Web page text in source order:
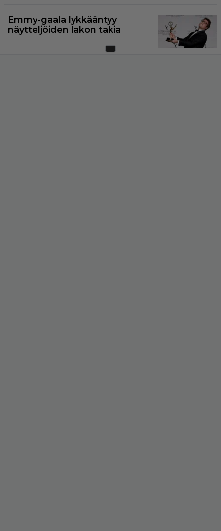
Emmy-gaala lykkääntyy
näytteljöiden lakon takia